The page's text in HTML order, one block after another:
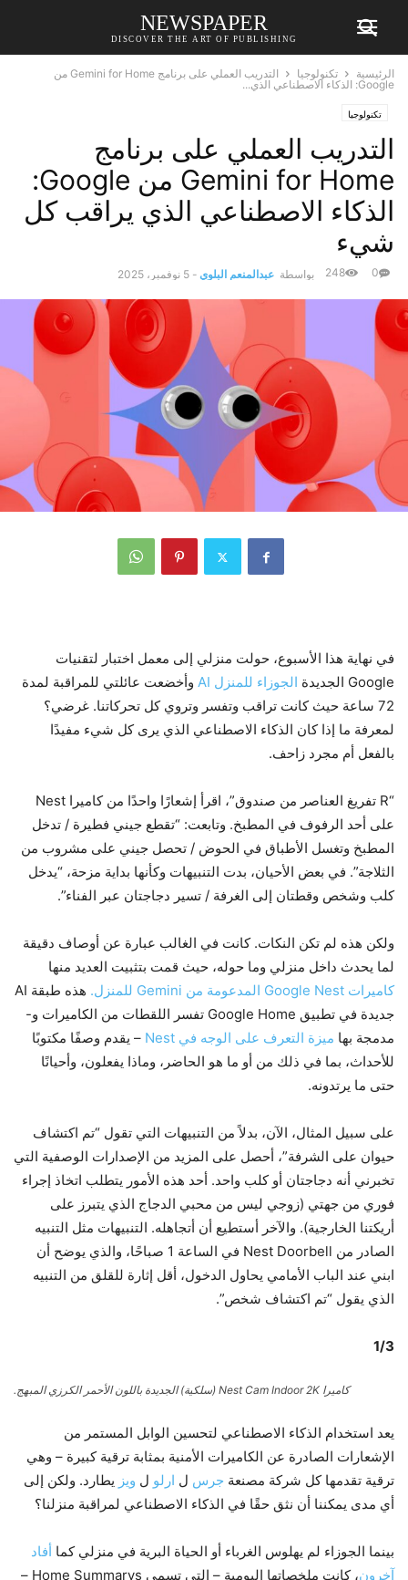
NEWSPAPER
DISCOVER THE ART OF PUBLISHING
الرئيسية تكنولوجيا
التدريب العملي على برنامج Gemini for Home من
Google: الذكاء الاصطناعي الذي...
تكنولوجيا
التدريب العملي على برنامج
Gemini for Home من Google:
الذكاء الاصطناعي الذي يراقب كل
شيء
بواسطة عبدالمنعم البلوي - 5 نوفمبر، 2025 0
248
في نهاية هذا الأسبوع، حولت منزلي إلى معمل اختبار لتقنيات
Google الجديدة
الجوزاء للمنزل AI
وأخضعت عائلتي للمراقبة لمدة
72 ساعة حيث كانت تراقب وتفسر وتروي كل تحركاتنا. غرضي؟
لمعرفة ما إذا كان الذكاء الاصطناعي الذي يرى كل شيء مفيدًا
بالفعل أم مجرد زاحف.
“R تفريغ العناصر من صندوق”، اقرأ إشعارًا واحدًا من كاميرا Nest
على أحد الرفوف في المطبخ. وتابعت: “تقطع جيني فطيرة / تدخل
المطبخ وتغسل الأطباق في الحوض / تحصل جيني على مشروب من
الثلاجة”. في بعض الأحيان، بدت التنبيهات وكأنها بداية مزحة، “يدخل
كلب وشخص وقطتان إلى الغرفة / تسير دجاجتان عبر الفناء”.
ولكن هذه لم تكن النكات. كانت في الغالب عبارة عن أوصاف دقيقة
لما يحدث داخل منزلي وما حوله، حيث قمت بتثبيت العديد منها
كاميرات Google Nest المدعومة من Gemini للمنزل.
هذه طبقة AI
جديدة في تطبيق Google Home تفسر اللقطات من الكاميرات و-
مدمجة بها ميزة التعرف على الوجه في Nest
– يقدم وصفًا مكتوبًا
للأحداث، بما في ذلك من أو ما هو الحاضر، وماذا يفعلون، وأحيانًا
حتى ما يرتدونه.
على سبيل المثال، الآن، بدلاً من التنبيهات التي تقول “تم اكتشاف
حيوان على الشرفة”، أحصل على المزيد من الإصدارات الوصفية التي
تخبرني أنه دجاجتان أو كلب واحد. أحد هذه الأمور يتطلب اتخاذ إجراء
فوري من جهتي (زوجي ليس من محبي الدجاج الذي يتبرز على
أريكتنا الخارجية). والآخر أستطيع أن أتجاهله. التنبيهات مثل التنبيه
الصادر من Nest Doorbell في الساعة 1 صباحًا، والذي يوضح أن
ابني عند الباب الأمامي يحاول الدخول، أقل إثارة للقلق من التنبيه
الذي يقول “تم اكتشاف شخص”.
1/3
كاميرا Nest Cam Indoor 2K (سلكية) الجديدة باللون الأحمر الكرزي المبهج.
يعد استخدام الذكاء الاصطناعي لتحسين الوابل المستمر من
الإشعارات الصادرة عن الكاميرات الأمنية بمثابة ترقية كبيرة – وهي
ترقية تقدمها كل شركة مصنعة جرس ل ارلو ل ويز يطارد. ولكن إلى
أي مدى يمكننا أن نثق حقًا في الذكاء الاصطناعي لمراقبة منزلنا؟
بينما الجوزاء لم يهلوس الغرباء أو الحياة البرية في منزلي كما أفاد
آخرون
، كانت ملخصاتها اليومية – التي تسمى Home Summarys –